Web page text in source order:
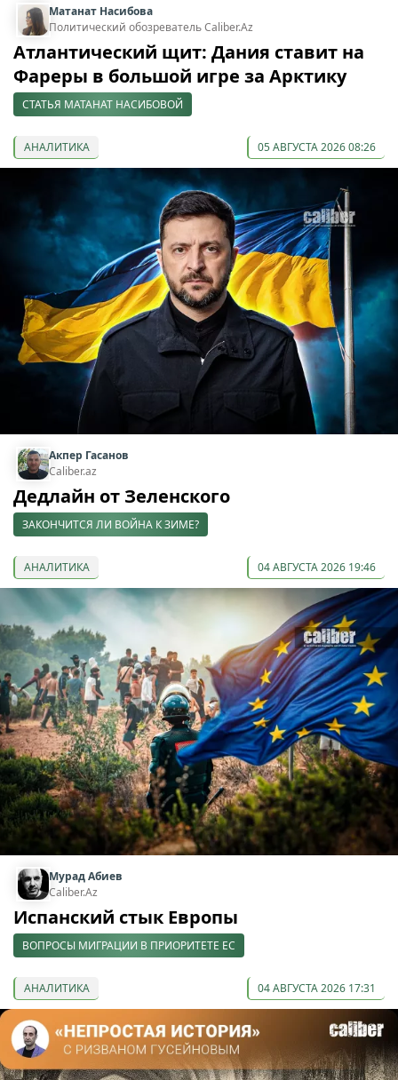
Матанат Насибова
Политический обозреватель Caliber.Az
Атлантический щит: Дания ставит на
Фареры в большой игре за Арктику
СТАТЬЯ МАТАНАТ НАСИБОВОЙ
АНАЛИТИКА 05 АВГУСТА 2026 08:26
Акпер Гасанов
Caliber.az
Дедлайн от Зеленского
ЗАКОНЧИТСЯ ЛИ ВОЙНА К ЗИМЕ?
АНАЛИТИКА 04 АВГУСТА 2026 19:46
Мурад Абиев
Caliber.Az
Испанский стык Европы
ВОПРОСЫ МИГРАЦИИ В ПРИОРИТЕТЕ ЕС
АНАЛИТИКА 04 АВГУСТА 2026 17:31